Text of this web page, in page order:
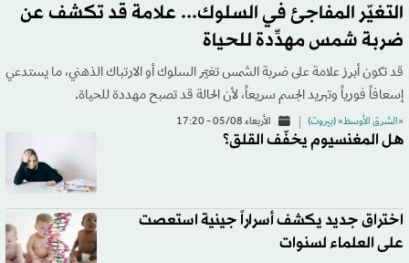
التغيّر المفاجئ في السلوك... علامة قد تكشف عن
ضربة شمس مهدِّدة للحياة
قد تكون أبرز علامة على ضربة الشمس تغيّر السلوك أو الارتباك الذهني، ما يستدعي
إسعافاً فورياً وتبريد الجسم سريعاً، لأن الحالة قد تصبح مهددة للحياة.
«الشرق الأوسط» (بيروت) الأربعاء 05/08 - 17:20
هل المغنسيوم يخفّف القلق؟
اختراق جديد يكشف أسراراً جينية استعصت
على العلماء لسنوات